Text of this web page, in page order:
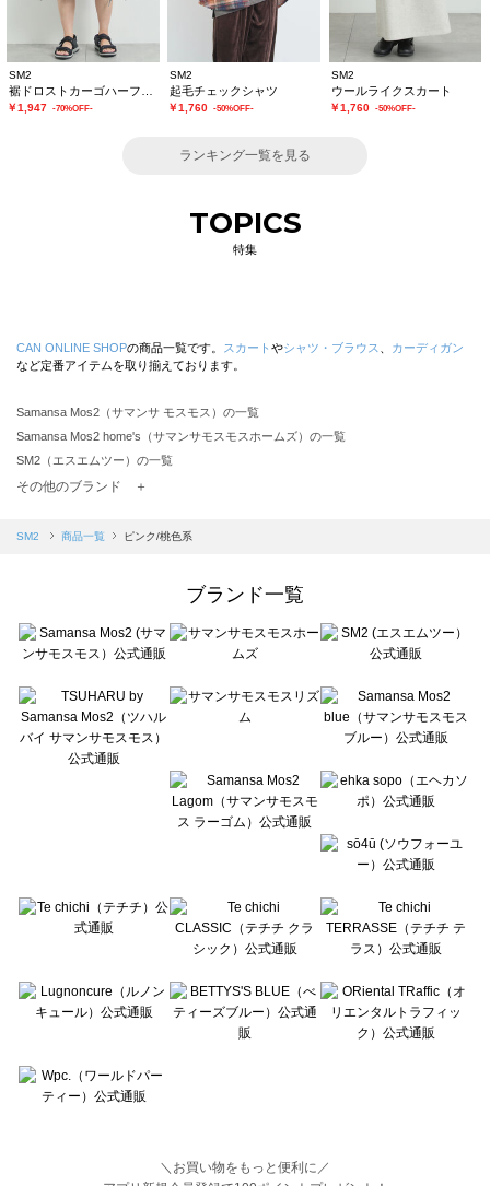
SM2
￥1,947 -70%OFF-
SM2
起毛チェックシャツ
￥1,760 -50%OFF-
SM2
ウールライクスカート
￥1,760 -50%OFF-
ランキング一覧を見る
TOPICS
特集
CAN ONLINE SHOPの商品一覧です。 スカート やシャツ・ブラウス
カーディガン
など定番アイテムを取り揃えております。
Samansa Mos2（サマンサ モスモス）の一覧
Samansa Mos2 home's（サマンサモスモスホームズ）の一覧
SM2（エスエムツー）の一覧
TSUHARU by Samansa Mos2（ツハルバイサマンサモスモス）の一覧
Samansa Mos2 blue（サマンサモスモス ブルー）の一覧
Te chichi（テチチ）の一覧
Te chichi CLASSIC（テチチ クラシック）の一覧
Lugnoncure（ルノンキュール）の一覧
BETTY'S BLUE（べティーズブルー）の一覧
Wpc.（ワールドパーティー）の一覧
その他のブランド ＋
SM2 商品一覧 ピンク/桃色系
ブランド一覧
＼お買い物をもっと便利に／